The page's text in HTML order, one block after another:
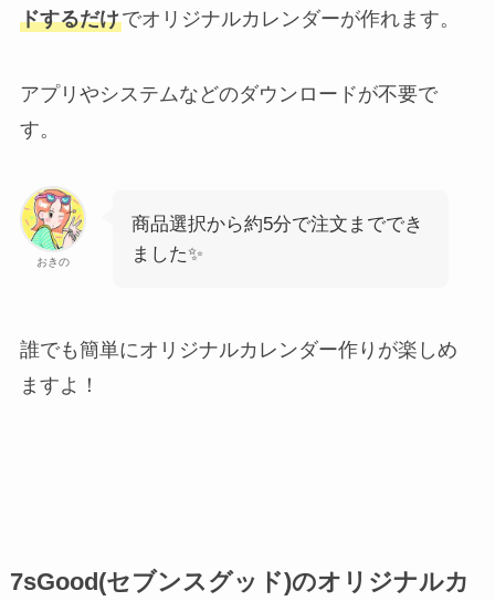
ドするだけでオリジナルカレンダーが作れます。
アプリやシステムなどのダウンロードが不要で
す。
おきの
商品選択から約5分で注文まででき
ました✨
誰でも簡単にオリジナルカレンダー作りが楽しめ
ますよ！
7sGood(セブンスグッド)のオリジナルカ